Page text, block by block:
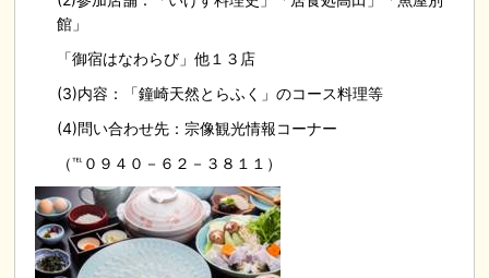
館」
「御宿はなわらび」他１３店
(3)内容：「鐘崎天然とらふく」のコース料理等
(4)問い合わせ先：宗像観光情報コーナー
（℡０９４０－６２－３８１１）